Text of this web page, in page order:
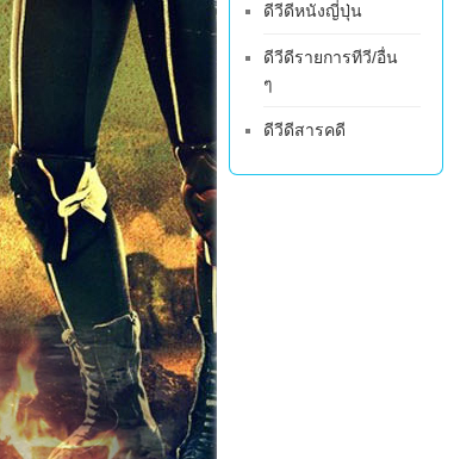
ดีวีดีหนังญี่ปุ่น
ดีวีดีรายการทีวี/อื่น
ๆ
ดีวีดีสารคดี